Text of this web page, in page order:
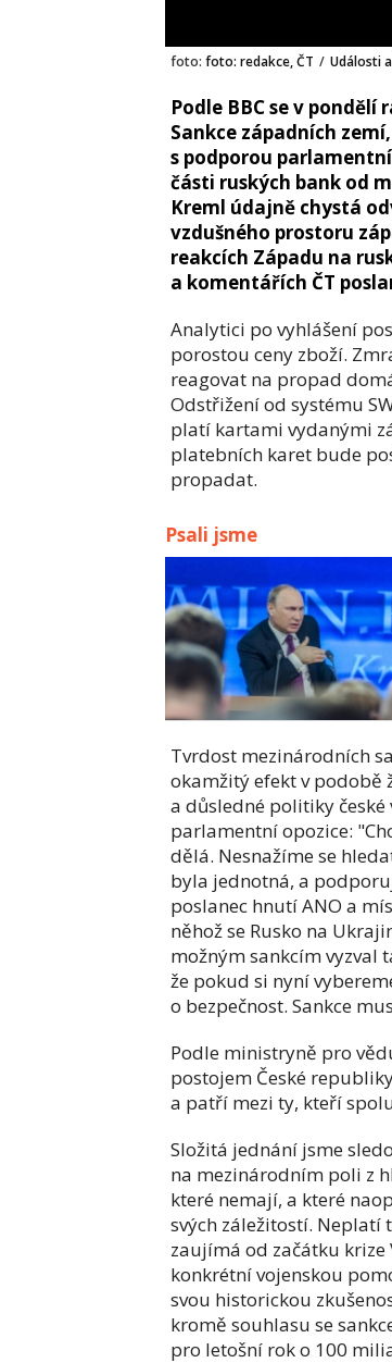
foto: foto: redakce, ČT / Události
Podle BBC se v
Sankce západních
s podporou
části ruských bank od
Kreml údajně chystá
vzdušného prostoru
reakcích Západu na
a komentářích ČT
Analytici po vyhlášení
porostou ceny zboží.
reagovat na propad
Odstřižení od systému
platí kartami vydanými
platebních karet bude
propadat.
Psali jsme
Tvrdost mezinárodních
okamžitý efekt v podobě
a důsledné politiky
parlamentní opozice:
dělá. Nesnažíme se
byla jednotná, a
poslanec hnutí ANO a
něhož se Rusko na
možným sankcím vyzval
že pokud si nyní
o bezpečnost. Sankce
Podle ministryně pro
postojem České
a patří mezi ty, kteří
Složitá jednání jsme
na mezinárodním poli z
které nemají, a které
svých záležitostí. Neplatí
zaujímá od začátku
konkrétní vojenskou
svou historickou
kromě souhlasu se
pro letošní rok o 100